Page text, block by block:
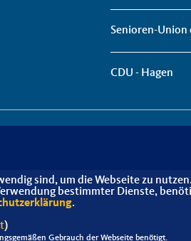
Senioren-Union
CDU - Hagen
sind, um die Webseite zu
bestimmter Dienste,
.
)
Gebrauch der Webseite benötigt.